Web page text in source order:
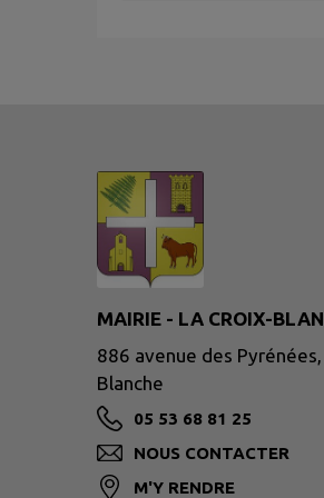
MAIRIE - LA CROIX-
886 avenue des
Blanche
05 53 68 81 25
NOUS CONTACTER
M'Y RENDRE